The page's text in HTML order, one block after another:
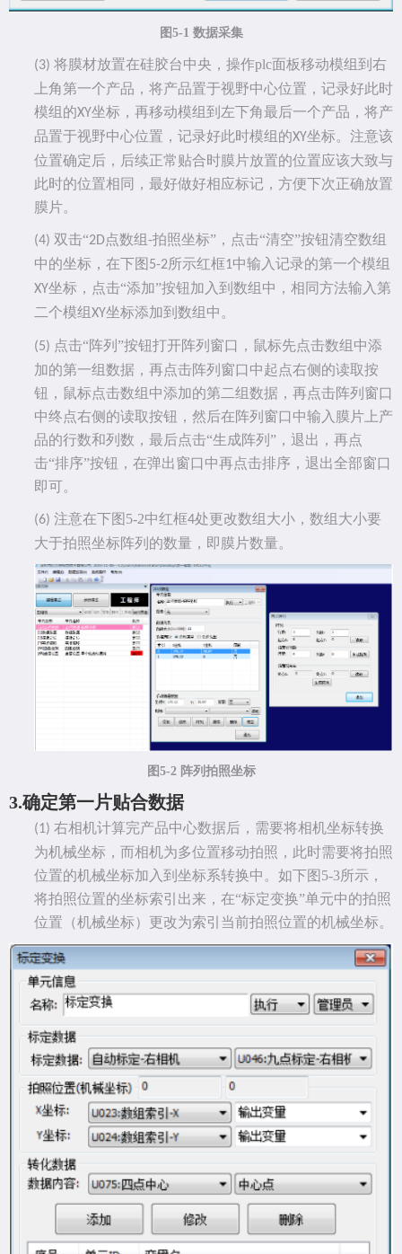
图5-1 数据采集
(3) 将膜材放置在硅胶台中央，操作plc面板移动模组到右
上角第一个产品，将产品置于视野中心位置，记录好此时
模组的XY坐标，再移动模组到左下角最后一个产品，将产
品置于视野中心位置，记录好此时模组的XY坐标。注意该
位置确定后，后续正常贴合时膜片放置的位置应该大致与
此时的位置相同，最好做好相应标记，方便下次正确放置
膜片。
(4) 双击“2D点数组-拍照坐标”，点击“清空”按钮清空数组
中的坐标，在下图 5-2所示红框1中输入记录的第一个模组
XY坐标，点击“添加”按钮加入到数组中，相同方法输入第
二个模组XY坐标添加到数组中。
(5) 点击“阵列”按钮打开阵列窗口，鼠标先点击数组中添
加的第一组数据，再点击阵列窗口中起点右侧的读取按
钮，鼠标点击数组中添加的第二组数据，再点击阵列窗口
中终点右侧的读取按钮，然后在阵列窗口中输入膜片上产
品的行数和列数，最后点击“生成阵列”，退出，再点
击“排序”按钮，在弹出窗口中再点击排序，退出全部窗口
即可。
(6) 注意在下图 5-2中红框4处更改数组大小，数组大小要
大于拍照坐标阵列的数量，即膜片数量。
图 5-2 阵列拍照坐标
3.确定第一片贴合数据
(1) 右相机计算完产品中心数据后，需要将相机坐标转换
为机械坐标，而相机为多位置移动拍照，此时需要将拍照
位置的机械坐标加入到坐标系转换中。如下图 5-3所示，
将拍照位置的坐标索引出来，在“标定变换”单元中的拍照
位置（机械坐标）更改为索引当前拍照位置的机械坐标。